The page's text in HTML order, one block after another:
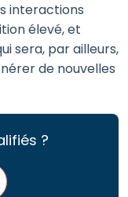
interactions
élevé, et
sera, par ailleurs,
de nouvelles
?